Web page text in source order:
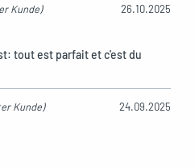
Kunde) 26.10.2025
tout est parfait et c'est du
Kunde) 24.09.2025